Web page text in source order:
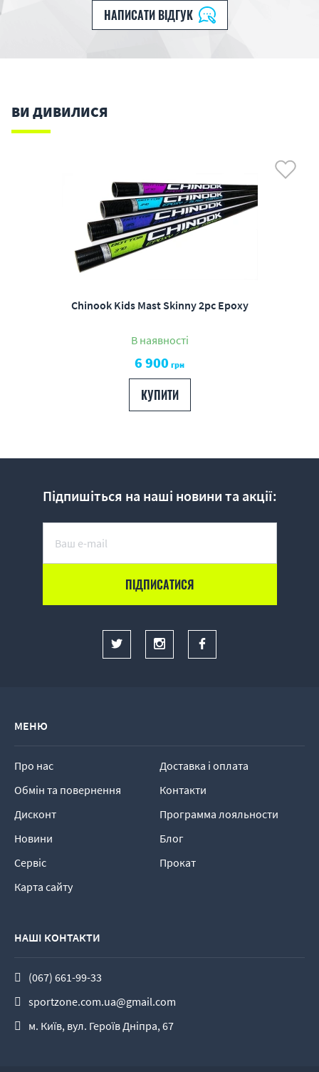
НАПИСАТИ ВІДГУК
ВИ ДИВИЛИСЯ
Chinook Kids Mast Skinny 2pc Epoxy
В наявності
6 900 грн
КУПИТИ
Підпишіться на наші новини та акції:
МЕНЮ
Про нас
Доставка і оплата
Обмін та повернення
Контакти
Дисконт
Программа лояльности
Новини
Блог
Сервіс
Прокат
Карта сайту
НАШІ КОНТАКТИ
(067) 661-99-33
sportzone.com.ua@gmail.com
м. Київ, вул. Героїв Дніпра, 67